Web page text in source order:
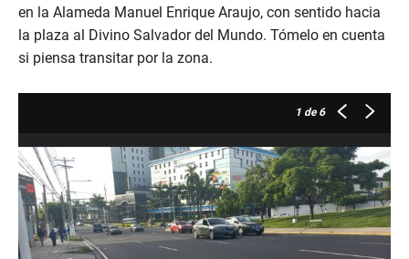
en la Alameda Manuel Enrique Araujo, con sentido hacia
la plaza al Divino Salvador del Mundo. Tómelo en cuenta
si piensa transitar por la zona.
1 de 6